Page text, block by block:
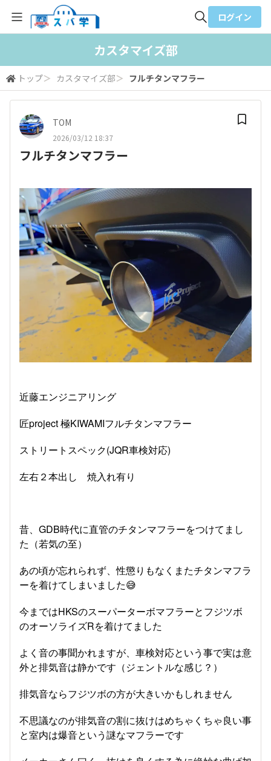
検索
ログイン
カスタマイズ部
トップ＞ カスタマイズ部＞ フルチタンマフラー
TOM
2026/03/12 18:37
フルチタンマフラー
近藤エンジニアリング
匠project 極KIWAMIフルチタンマフラー
ストリートスペック(JQR車検対応)
左右２本出し 焼入れ有り
昔、GDB時代に直管のチタンマフラーをつけてまし
た（若気の至）
あの頃が忘れられず、性懲りもなくまたチタンマフラ
ーを着けてしまいました😅
今まではHKSのスーパーターボマフラーとフジツボ
のオーソライズRを着けてました
よく音の事聞かれますが、車検対応という事で実は意
外と排気音は静かです（ジェントルな感じ？）
排気音ならフジツボの方が大きいかもしれません
不思議なのが排気音の割に抜けはめちゃくちゃ良い事
と室内は爆音という謎なマフラーです